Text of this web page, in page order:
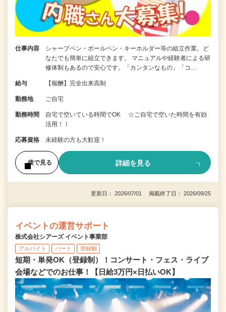
仕事内容
シャープペン・ボールペン・キーホルダー等の組立作業。ど
なたでも簡単に組立できます。 マニュアルや経験者による研
修体制もあるので安心です。「カンタンなもの」「コ…
給与 【報酬】完全出来高制
勤務地 ご自宅
勤務時間
自宅で空いている時間でOK ☆ご自宅で空いた時間を有効
活用！！
応募資格 未経験の方も大歓迎！
後で見る 詳細を見る
更新日： 2026/07/01 掲載終了日： 2026/09/25
イベントの運営サポート
株式会社シアーズ イベント事業部
アルバイト パート 登録制
短期・単発OK（登録制）！コンサート・フェス・ライブ
会場などでのお仕事！【日給3万円×日払いOK】